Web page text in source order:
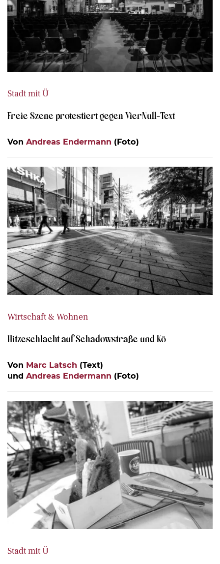
Stadt mit Ü
Freie Szene protestiert gegen VierNull-Text
Von Andreas Endermann (Foto)
Wirtschaft & Wohnen
Hitzeschlacht auf Schadowstraße und Kö
Von Marc Latsch (Text)
und Andreas Endermann (Foto)
Stadt mit Ü